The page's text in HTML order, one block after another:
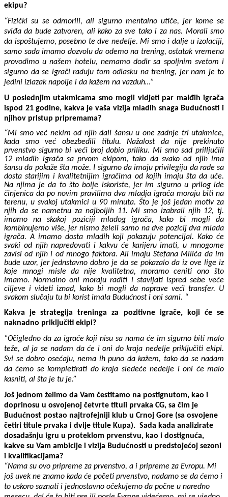
ekipu?
“Fizički su se odmorili, ali sigurno mentalno utiče, jer kome se
sviđa da bude zatvoren, ali kako za sve tako i za nas. Morali smo
da ispoštujemo, posebno te dve nedelje. Mi smo i dalje u izolaciji,
samo sada imamo dozvolu da odemo na trening, ostatak vremena
provodimo u našem hotelu, nemamo dodir sa spoljnim svetom i
sigurno da se igrači raduju tom odlasku na trening, jer nam je to
jedini izlazak napolje i da kažem na vazduh…”
U poslednjim utakmicama smo mogli vidjeti par malđih igrača
ispod 21 godine, kakva je vaša vizija mladih snaga Budućnosti i
njihov pristup pripremama?
“Mi smo već nekim od njih dali šansu u one zadnje tri utakmice,
kada smo već obezbedili titulu. Nažalost da nije prekinuto
prvenstvo sigurno bi veći broj dobio priliku. Mi smo sad prilljučili
12 mladih igrača sa prvom ekipom, tako da svako od njih ima
šansu da pokaže šta može. I sigurno da imaju privilegiju da rade sa
dosta starijim i kvalitetnijim igračima od kojih imaju šta da uče.
Na njima je da to što bolje iskoriste, jer im sigurno u prilog ide
činjenica da po novim pravilima dva mladja igrača moraju biti na
terenu, u svakoj utakmici u 90 minuta. Što je još jedan motiv za
njih da se nametnu za najboljih 11. Mi smo izabrali njih 12, tj.
imamo na skakoj poziciji mladog igrača, kako bi mogli da
kombinujemo više, jer nismo želeli samo na dve pozicij dva mlada
igrača. A imamo dosta mladih koji pokazuju potencijal. Kako će
svaki od njih napredovati i kakvu će karijeru imati, u mnogome
zavisi od njih i od mnogo faktora. Ali imaju Stefana Milića da im
bude uzor, jer jednstavno dobro je da se pokazalo da iz ove lige iz
koje mnogi misle da nije kvalitetna, moramo ceniti ono što
imamo. Normalno oni moraju raditi i stavljati ispred sebe veće
ciljeve i videti iznad, kako bi mogli da naprave veći transfer. U
svakom slučaju tu bi korist imala Budućnost i oni sami. “
Kakva je strategija treninga za pozitivne igrače, koji će se
naknadno priključiti ekipi?
“Očigledno da za igrače koji nisu sa nama će im sigurno biti malo
teže, al ja se nadam da će i oni do kraja nedelje priključiti ekipi.
Svi se dobro osećaju, nema ih puno da kažem, tako da se nadam
da ćemo se kompletirati do kraja sledeće nedelje i oni će malo
kasniti, al šta je tu je.”
Još jednom želimo da Vam čestitamo na postignutom, kao i
doprinosu u osvojenoj četvrte tituli prvaka CG, sa čim je
Budućnost postao najtrofejniji klub u Crnoj Gore (sa osvojene
četiri titule prvaka i dvije titule Kupa). Sada kada analizirate
dosadašnju igru u proteklom prvenstvu, kao i dostignuća,
kakve su Vam ambicije i vizija Budućnosti u predstojećoj sezoni
i kvalifikacijama?
“Nama su ovo pripreme za prvenstvo, a i pripreme za Evropu. Mi
još uvek ne znamo kada će početi prvenstvo, nadamo se da ćemo i
to uskoro saznati i jednostavno očekujemo da počne u naredno